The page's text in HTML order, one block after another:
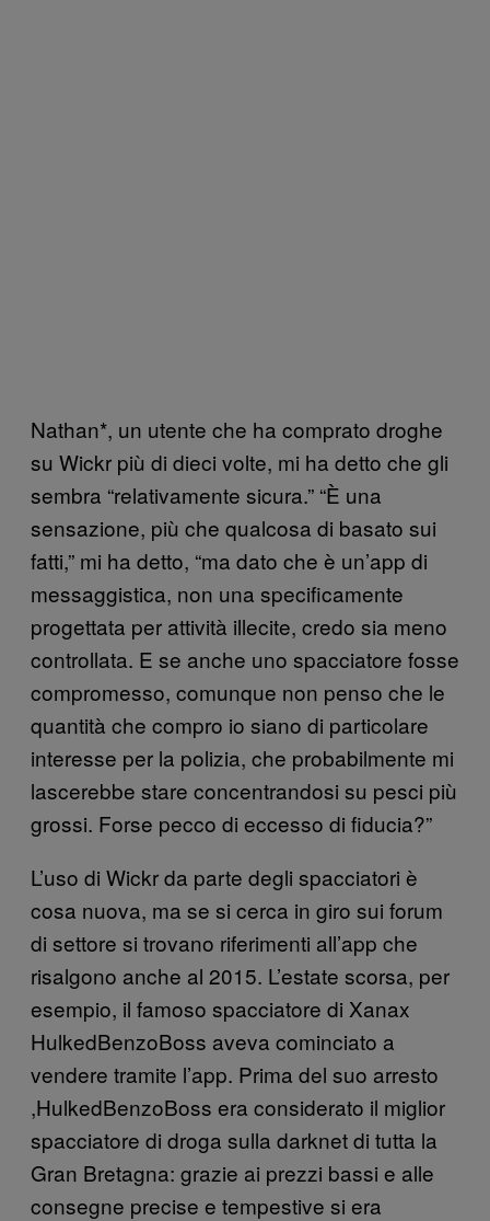
Nathan*, un utente che ha comprato droghe
su Wickr più di dieci volte, mi ha detto che gli
sembra “relativamente sicura.” “È una
sensazione, più che qualcosa di basato sui
fatti,” mi ha detto, “ma dato che è un’app di
messaggistica, non una specificamente
progettata per attività illecite, credo sia meno
controllata. E se anche uno spacciatore fosse
compromesso, comunque non penso che le
quantità che compro io siano di particolare
interesse per la polizia, che probabilmente mi
lascerebbe stare concentrandosi su pesci più
grossi. Forse pecco di eccesso di fiducia?”
L’uso di Wickr da parte degli spacciatori è
cosa nuova, ma se si cerca in giro sui forum
di settore si trovano riferimenti all’app che
risalgono anche al 2015. L’estate scorsa, per
esempio, il famoso spacciatore di Xanax
HulkedBenzoBoss aveva cominciato a
vendere tramite l’app. Prima del suo arresto
,HulkedBenzoBoss era considerato il miglior
spacciatore di droga sulla darknet di tutta la
Gran Bretagna: grazie ai prezzi bassi e alle
consegne precise e tempestive si era